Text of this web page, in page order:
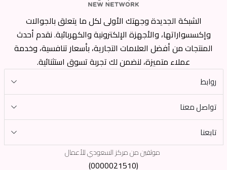
الشبكة الجديدة وجهتك الأولى لكل ما يتعلق بالجوالات
وإكسسواراتها، والأجهزة الإلكترونية والكهربائية. نقدم أحدث
المنتجات من أفضل العلامات التجارية، بأسعار تنافسية، وخدمة
عملاء متميزة، لنضمن لك تجربة تسوق استثنائية.
روابط
تواصل معنا
تابعنا
موثقين من مركز السعودي للأعمال
(0000021510)